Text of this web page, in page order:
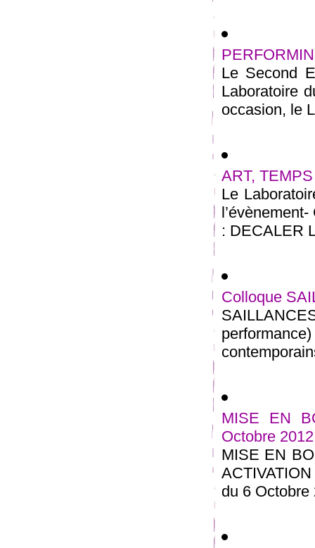
Le Second
Laboratoire
occasion, le
ART,
Le
: DECALER
Colloque
MISE EN
Octobre 2012
MISE EN
du 6